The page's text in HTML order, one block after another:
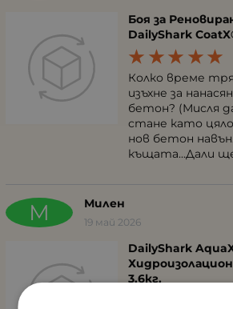
Боя за
DailyShark
Колко време
изъхне за
бетон? (Мисля
стане като
нов бетон
къщата...Дали
М Милен
19 май 2026
DailyShark
3.6кг.